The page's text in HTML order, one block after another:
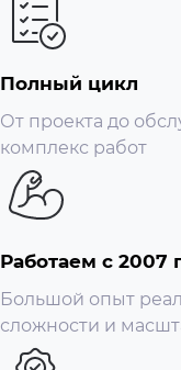
Полный цикл
От проекта до
комплекс работ
Работаем с 2007
Большой опыт
сложности и